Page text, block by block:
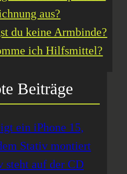
aus?
du keine Armbinde?
ich Hilfsmittel?
Beiträge